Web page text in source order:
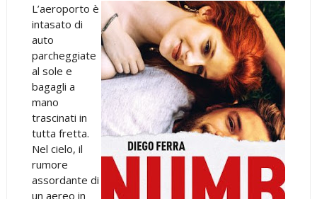
L’aeroporto è
intasato di
auto
parcheggiate
al sole e
bagagli a
mano
trascinati in
tutta fretta.
Nel cielo, il
rumore
assordante di
un aereo in